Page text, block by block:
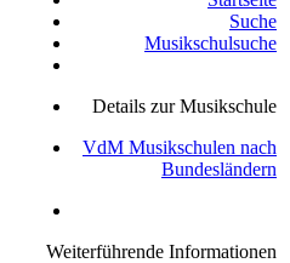
Suche
Musikschulsuche
Details zur Musikschule
VdM Musikschulen nach
Bundesländern
Weiterführende Informationen